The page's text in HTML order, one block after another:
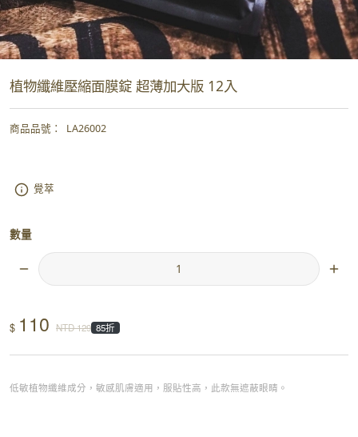
植物纖維壓縮面膜錠 超薄加大版 12入
商品品號 ： LA26002
覺萃
數量
$ 110 NTD129 85折
低敏植物纖維成分，敏感肌膚適用，服貼性高，此款無遮蔽眼睛。